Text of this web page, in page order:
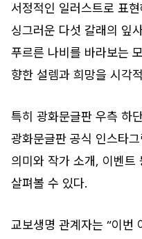
서정적인 일러스트로 표
싱그러운 다섯 갈래의 잎
푸르른 나비를 바라보는
향한 설렘과 희망을 시각
특히 광화문글판 우측 하
광화문글판 공식 인스타
의미와 작가 소개, 이벤트
살펴볼 수 있다.
교보생명 관계자는 “이번